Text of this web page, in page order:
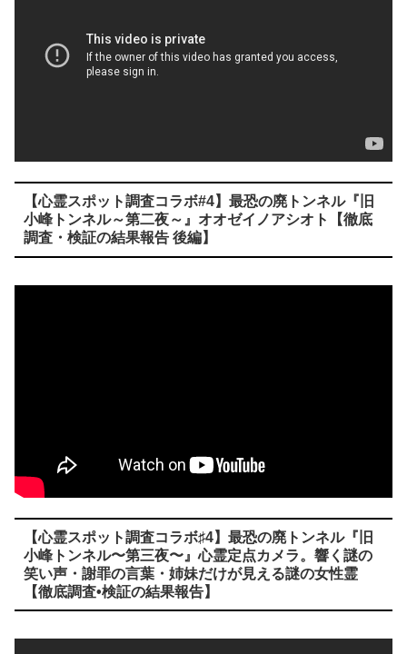
【心霊スポット調査コラボ#4】最恐の廃トンネル『旧
小峰トンネル～第二夜～』オオゼイノアシオト【徹底
調査・検証の結果報告 後編】
【心霊スポット調査コラボ♯4】最恐の廃トンネル『旧
小峰トンネル〜第三夜〜』心霊定点カメラ。響く謎の
笑い声・謝罪の言葉・姉妹だけが見える謎の女性霊
【徹底調査•検証の結果報告】